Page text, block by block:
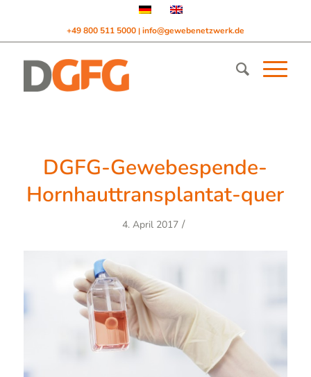
+49 800 511 5000 | info@gewebenetzwerk.de
DGFG-Gewebespende-
Hornhauttransplantat-quer
4. April 2017 /